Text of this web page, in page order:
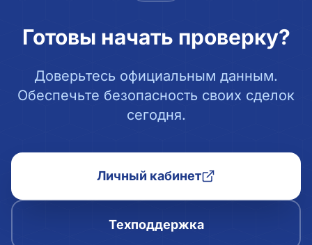
Готовы начать проверку?
Доверьтесь официальным данным.
Обеспечьте безопасность своих сделок
сегодня.
Личный кабинет
Техподдержка